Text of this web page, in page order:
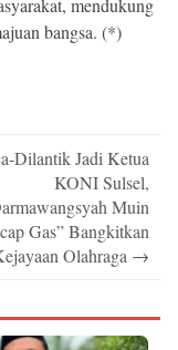
mendukung
bangsa. (*)
Dilantik Jadi Ketua
KONI Sulsel,
Muin
Gas” Bangkitkan
Olahraga →